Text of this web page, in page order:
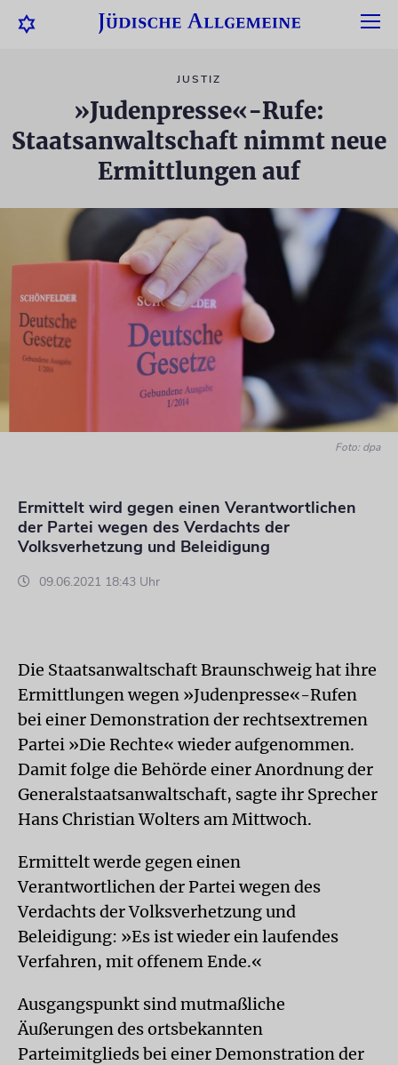
JUSTIZ
»Judenpresse«-Rufe:
Staatsanwaltschaft nimmt neue
Ermittlungen auf
Foto: dpa
Ermittelt wird gegen einen Verantwortlichen
der Partei wegen des Verdachts der
Volksverhetzung und Beleidigung
09.06.2021 18:43 Uhr
Die Staatsanwaltschaft Braunschweig hat ihre
Ermittlungen wegen »Judenpresse«-Rufen
bei einer Demonstration der rechtsextremen
Partei »Die Rechte« wieder aufgenommen.
Damit folge die Behörde einer Anordnung der
Generalstaatsanwaltschaft, sagte ihr Sprecher
Hans Christian Wolters am Mittwoch.
Ermittelt werde gegen einen
Verantwortlichen der Partei wegen des
Verdachts der Volksverhetzung und
Beleidigung: »Es ist wieder ein laufendes
Verfahren, mit offenem Ende.«
Ausgangspunkt sind mutmaßliche
Äußerungen des ortsbekannten
Parteimitglieds bei einer Demonstration der